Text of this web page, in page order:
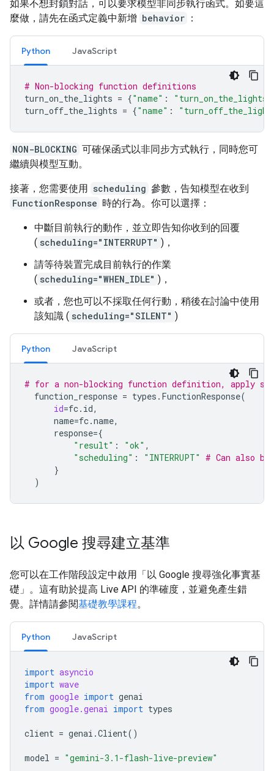
如果不想封鎖對話，可以要求模型非同步執行函式。如要這
麼做，請先在函式定義中新增 behavior ：
Python JavaScript
# Non-blocking function definitions
turn_on_the_lights = {"name" : "turn_on_the_lights"
turn_off_the_lights = {"name" :
NON-BLOCKING 可確保函式以非同步方式執行，同時您可
繼續與模型互動。
接著，您需要使用 scheduling 參數，告知模型在收到
FunctionResponse 時的行為。你可以選擇：
中斷目前執行的動作，並立即告知你收到的回覆
( scheduling="INTERRUPT" )，
請等待裝置完成目前執行的作業
( scheduling="WHEN_IDLE" )，
或者，您也可以不採取任何行動，稍後在討論中使用
該知識 ( scheduling="SILENT" )
Python JavaScript
# for a non-blocking function definition, apply
function_response = types . FunctionResponse(
id=fc. id,
name=fc.name,
response={
"result" : "ok" ,
"scheduling" : "INTERRUPT" # Can also be
}
)
以 Google 搜尋建立基準
您可以在工作階段設定中啟用「以 Google 搜尋強化事實基
礎」。這有助於提高 Live API 的準確度，並避免產生錯
覺。詳情請參閱基礎教學課程。
Python JavaScript
import asyncio
import wave
from google import genai
from google.genai import types
client = genai .Client()
model = "gemini-3.1-flash-live-preview"